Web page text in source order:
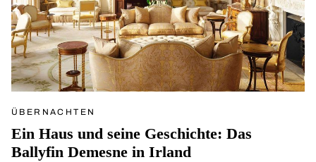
ÜBERNACHTEN
Ein Haus und seine Geschichte: Das
Ballyfin Demesne in Irland